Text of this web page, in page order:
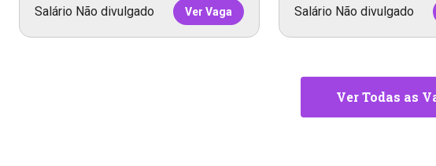
Salário Não divulgado Ver Vaga Salário Não divulgado
Ver Todas as